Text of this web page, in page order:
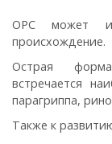
ОРС может
происхождение.
Острая
встречается
парагриппа,
Также к